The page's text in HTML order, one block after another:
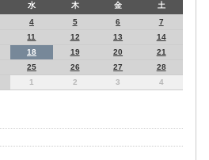
水 木 金
土
4 5 6
7
11 12 13
14
18 19 20
21
25 26 27
28
1 2 3 4